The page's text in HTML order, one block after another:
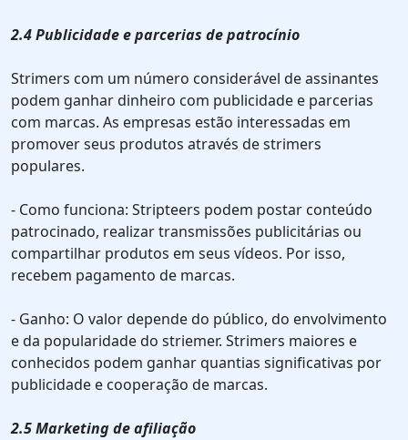
2.4 Publicidade e parcerias de patrocínio
Strimers com um número considerável de assinantes
podem ganhar dinheiro com publicidade e parcerias
com marcas. As empresas estão interessadas em
promover seus produtos através de strimers
populares.
- Como funciona: Stripteers podem postar conteúdo
patrocinado, realizar transmissões publicitárias ou
compartilhar produtos em seus vídeos. Por isso,
recebem pagamento de marcas.
- Ganho: O valor depende do público, do envolvimento
e da popularidade do striemer. Strimers maiores e
conhecidos podem ganhar quantias significativas por
publicidade e cooperação de marcas.
2.5 Marketing de afiliação